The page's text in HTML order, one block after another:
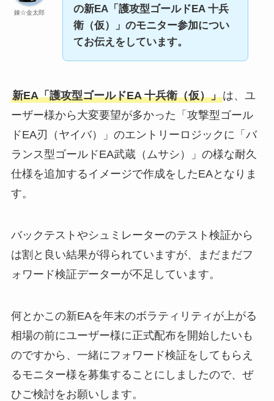
錬☆金太郎
の新EA「護攻型ゴールドEA 十兵
衛（仮）」のモニター参加につい
てお伝えをしています。
新EA「護攻型ゴールドEA 十兵衛（仮）」は、ユ
ーザー様から大変要望が多かった「攻撃型ゴール
ドEA刃（ヤイバ）」のエントリーロジックに「バ
ランス型ゴールドEA武蔵（ムサシ）」の様な耐久
仕様を追加するイメージで作成をしたEAとなりま
す。
バックテストやシュミレーターのテスト検証から
は割と良い結果が得られていますが、まだまだフ
ォワード検証データーが不足しています。
何とかこの新EAを年末のボラティリティが上がる
相場の前にユーザー様に正式配布を開始したいも
のですから、一緒にフォワード検証をしてもらえ
るモニター様を募集することにしましたので、ぜ
ひご検討をお願いします。